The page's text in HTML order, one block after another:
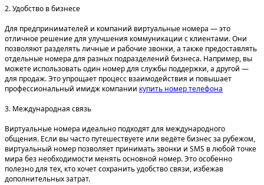
2. Удобство в бизнесе
Для предпринимателей и компаний виртуальные номера — это
отличное решение для улучшения коммуникации с клиентами. Они
позволяют разделять личные и рабочие звонки, а также предоставлять
отдельные номера для разных подразделений бизнеса. Например, вы
можете использовать один номер для службы поддержки, а другой —
для продаж. Это упрощает процесс взаимодействия и повышает
профессиональный имидж компании купить номер телефона
3. Международная связь
Виртуальные номера идеально подходят для международного
общения. Если вы часто путешествуете или ведёте бизнес за рубежом,
виртуальный номер позволяет принимать звонки и SMS в любой точке
мира без необходимости менять основной номер. Это особенно
полезно для тех, кто хочет сохранить удобство связи, избежав
дополнительных затрат.